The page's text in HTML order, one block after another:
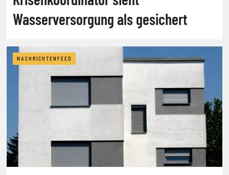
Wasserversorgung als gesichert
NACHRICHTENFEED